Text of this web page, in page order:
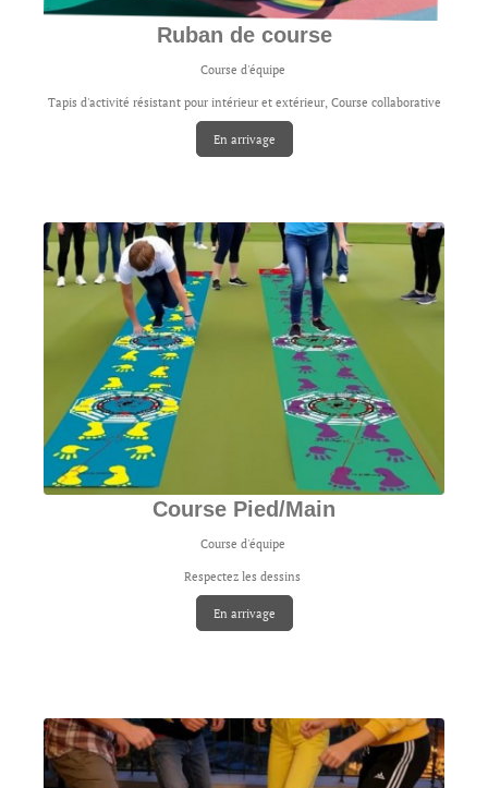
Ruban de course
Course d'équipe
Tapis d'activité résistant pour intérieur et extérieur, Course collaborative
En arrivage
Course Pied/Main
Course d'équipe
Respectez les dessins
En arrivage